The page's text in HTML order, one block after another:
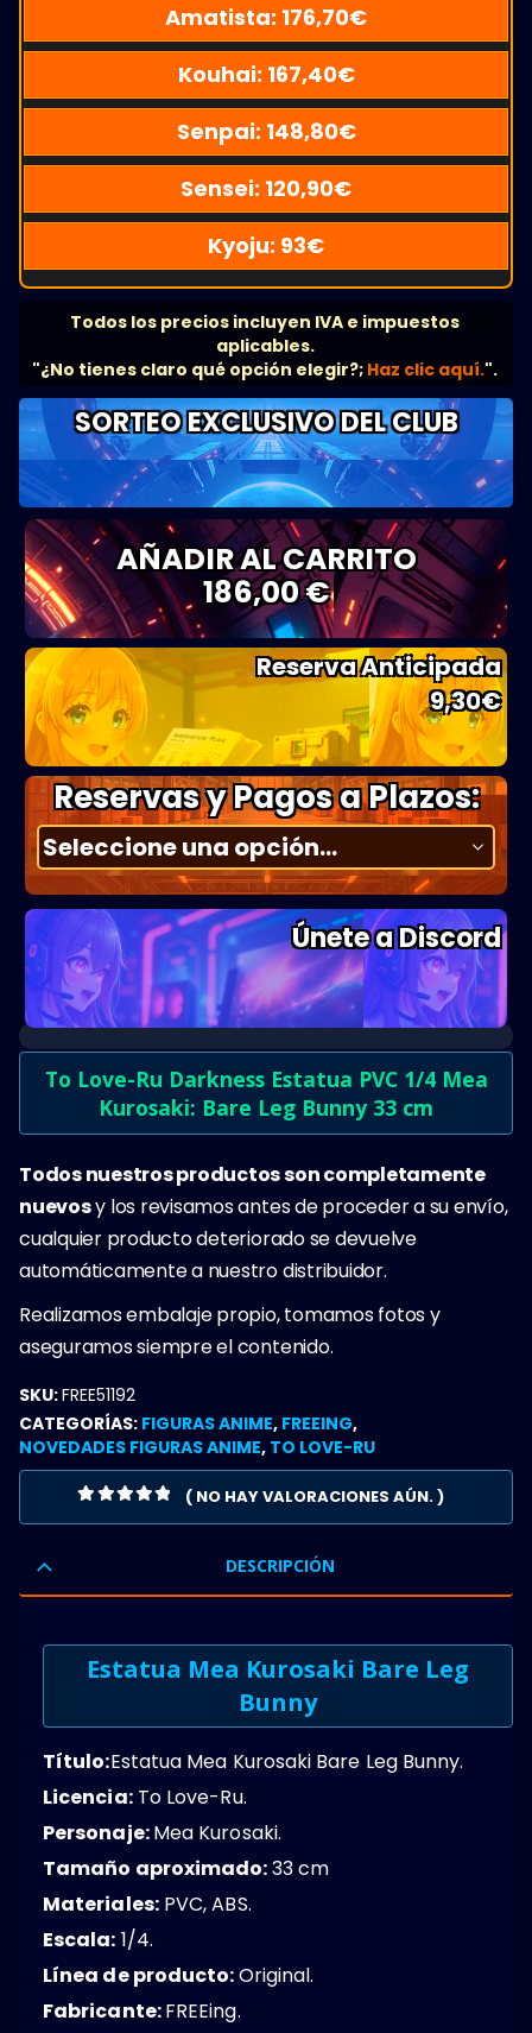
Amatista: 176,70€
Kouhai: 167,40€
Senpai: 148,80€
Sensei: 120,90€
Kyoju: 93€
Todos los precios incluyen IVA e impuestos
aplicables.
"¿No tienes claro qué opción elegir?; Haz clic aquí.".
SORTEO EXCLUSIVO DEL CLUB
AÑADIR AL CARRITO
186,00 €
Reserva Anticipada
9,30€
Reservas y Pagos a Plazos:
Únete a Discord
To Love-Ru Darkness Estatua PVC 1/4 Mea
Kurosaki: Bare Leg Bunny 33 cm
Todos nuestros productos son completamente
nuevosy los revisamos antes de proceder a su envío,
cualquier producto deteriorado se devuelve
automáticamente a nuestro distribuidor.
Realizamos embalaje propio, tomamos fotos y
aseguramos siempre el contenido.
SKU:FREE51192
CATEGORÍAS: FIGURAS ANIME, FREEING,
NOVEDADES FIGURAS ANIME, TO LOVE-RU
( NO HAY VALORACIONES AÚN. )
DESCRIPCIÓN
Estatua Mea Kurosaki Bare Leg
Bunny
Título:Estatua Mea Kurosaki Bare Leg Bunny.
Licencia:To Love-Ru.
Personaje:Mea Kurosaki.
Tamaño aproximado:33 cm
Materiales:PVC, ABS.
Escala: 1/4.
Línea de producto:Original.
Fabricante:FREEing.